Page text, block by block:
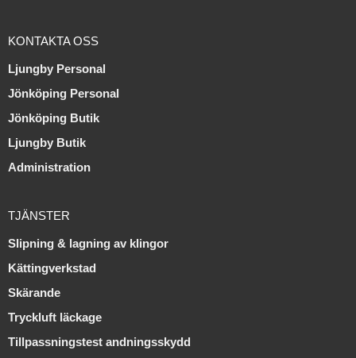
KONTAKTA OSS
Ljungby Personal
Jönköping Personal
Jönköping Butik
Ljungby Butik
Administration
TJÄNSTER
Slipning & lagning av klingor
Kättingverkstad
Skärande
Tryckluft läckage
Tillpassningstest andningsskydd